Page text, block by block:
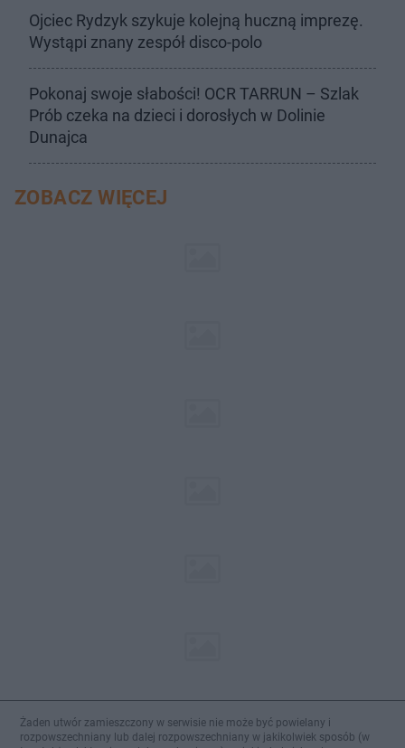
Ojciec Rydzyk szykuje kolejną huczną imprezę.
Wystąpi znany zespół disco-polo
Pokonaj swoje słabości! OCR TARRUN – Szlak
Prób czeka na dzieci i dorosłych w Dolinie
Dunajca
ZOBACZ WIĘCEJ
Żaden utwór zamieszczony w serwisie nie może być powielany i
rozpowszechniany lub dalej rozpowszechniany w jakikolwiek sposób (w